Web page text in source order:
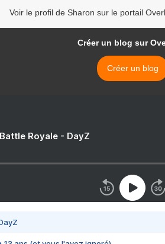
Voir le profil de Sharon sur le portail
Créer un blog sur
Créer un blog
Royale - DayZ